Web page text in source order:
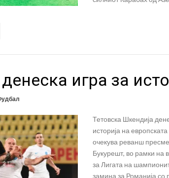
игра за
Тетовска Шкендија
историја на
очекува реванш
Букурешт, во рамки на
за Лигата на
замина за Романија со